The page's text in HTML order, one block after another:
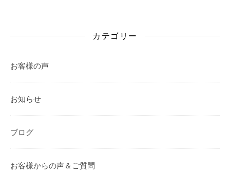
カテゴリー
お客様の声
お知らせ
ブログ
お客様からの声＆ご質問